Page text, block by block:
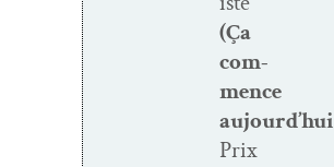
(Ça
com­
mence
aujourd’hui
Prix